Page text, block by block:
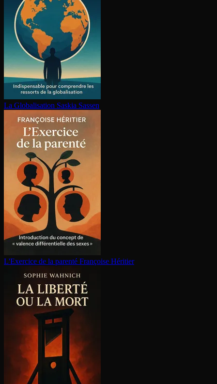
La Glo­ba­li­sa­tion Saskia Sassen
L'Exercice de la parenté Françoise Héritier